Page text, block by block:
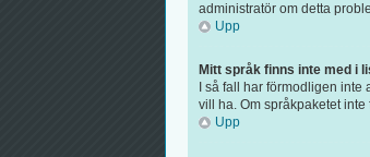
administratör om detta
Upp
Mitt språk finns inte med i
I så fall har förmodligen
vill ha. Om språkpaketet
Upp